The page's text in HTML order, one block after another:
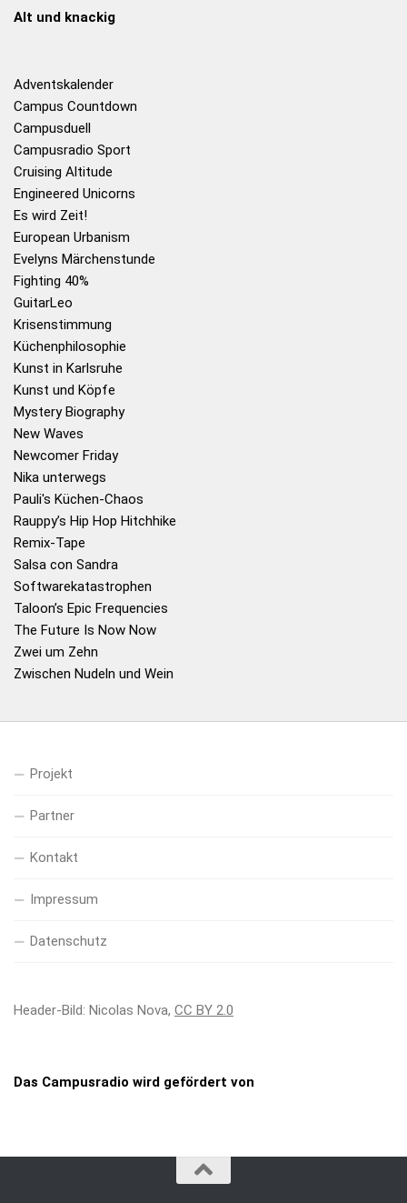
Alt und knackig
Adventskalender
Campus Countdown
Campusduell
Campusradio Sport
Cruising Altitude
Engineered Unicorns
Es wird Zeit!
European Urbanism
Evelyns Märchenstunde
Fighting 40%
GuitarLeo
Krisenstimmung
Küchenphilosophie
Kunst in Karlsruhe
Kunst und Köpfe
Mystery Biography
New Waves
Newcomer Friday
Nika unterwegs
Pauli's Küchen-Chaos
Rauppy’s Hip Hop Hitchhike
Remix-Tape
Salsa con Sandra
Softwarekatastrophen
Taloon’s Epic Frequencies
The Future Is Now Now
Zwei um Zehn
Zwischen Nudeln und Wein
Projekt
Partner
Kontakt
Impressum
Datenschutz
Header-Bild: Nicolas Nova, CC BY 2.0
Das Campusradio wird gefördert von